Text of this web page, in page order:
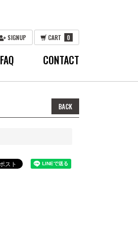
SIGNUP CART 0
FAQ CONTACT
BACK